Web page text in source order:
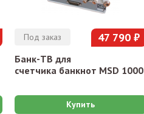
Под заказ 47 790 ₽
Банк-ТВ для
счетчика банкнот MSD 1000
Купить